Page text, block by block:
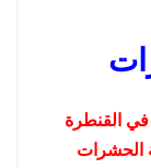
في القنطرة
الحشرات